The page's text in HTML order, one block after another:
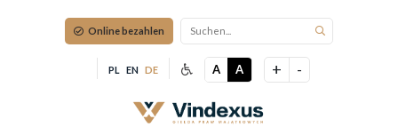
Online bezahlen
PL EN DE A A + -